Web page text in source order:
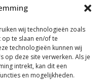
wij technologieën zoals
te slaan en/of te
technologieën kunnen wij
op deze site verwerken. Als je
intrekt, kan dit een
en mogelijkheden.